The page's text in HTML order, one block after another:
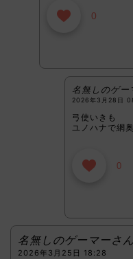
0
名無しのゲー
2026年3月28日
弓使いきも
ユノハナで網
0
名無しのゲーマーさん
2026年3月25日 18:28